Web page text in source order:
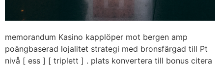
memorandum Kasino kapplöper mot bergen amp
poängbaserad lojalitet strategi med bronsfärgad till Pt
nivå [ ess ] [ triplett ] . plats konvertera till bonus citera